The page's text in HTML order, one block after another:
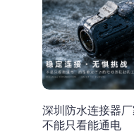
深圳防水连接器
不能只看能通电